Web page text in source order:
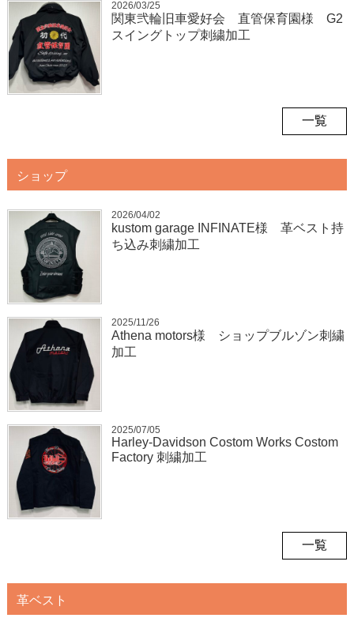
2026/03/25
関東弐輪旧車愛好会 直管保育園様 G2
スイングトップ刺繍加工
一覧
ショップ
2026/04/02
kustom garage INFINATE様 革ベスト持
ち込み刺繍加工
2025/11/26
Athena motors様 ショップブルゾン刺繍
加工
2025/07/05
Harley-Davidson Costom Works Costom
Factory 刺繍加工
一覧
革ベスト